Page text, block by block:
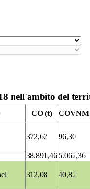
nell'ambito del
CO (t)
COVNM
372,62 96,30
38.891,46 5.062,36
312,08 40,82